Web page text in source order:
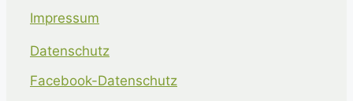
Impressum
Datenschutz
Facebook-Datenschutz